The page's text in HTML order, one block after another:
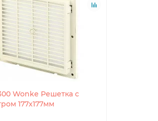
Wonke Решетка с
177x177мм